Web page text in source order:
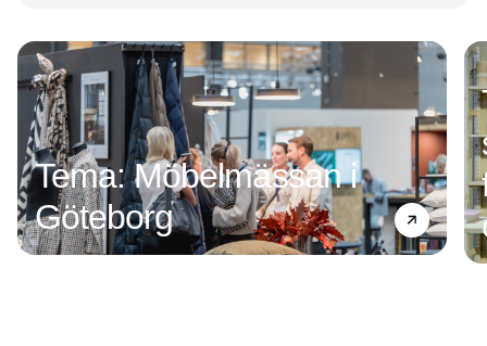
Tema: Möbelmässan i
Göteborg